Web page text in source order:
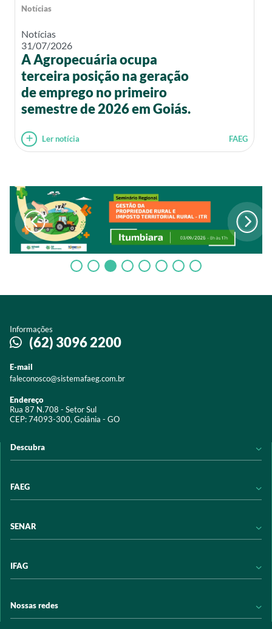
Notícias
Notícias
31/07/2026
A Agropecuária ocupa
terceira posição na geração
de emprego no primeiro
semestre de 2026 em Goiás.
Ler notícia FAEG
Informações
(62) 3096 2200
E-mail
faleconosco@sistemafaeg.com.br
Endereço
Rua 87 N.708 - Setor Sul
CEP: 74093-300, Goiânia - GO
Descubra
Acervo digital
Programas e Serviços
Trabalhe conosco
FAEG
Transparência
SENAR
Transparência
Arrecadação
IFAG
Programas e Serviços
Nossas redes